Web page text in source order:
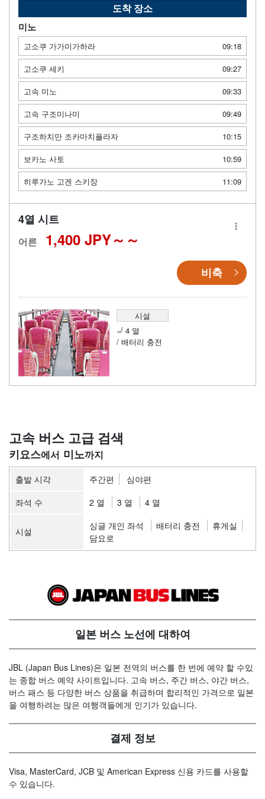
도착 장소
미노
고소쿠 가가미가하라
09:18
고소쿠 세키
09:27
고속 미노
09:33
고속 구조미나미
09:49
구조하치만 조카마치플라자
10:15
보카노 사토
10:59
히루가노 고겐 스키장
11:09
4열 시트
어른 1,400 JPY～
비축
시설
4 열
/ 배터리 충전
고속 버스 고급 검색
키요스 미노
출발 시각 주간편
심야편
좌석 수
2 열 3 열 4 열
시설 싱글 개인 좌석 배터리 충전
휴게실
담요로
일본 버스 노선에 대하여
JBL (Japan Bus Lines)은 일본 전역의 버스를 한 번에 예약 할 수있
는 종합 버스 예약 사이트입니다. 고속 버스, 주간 버스, 야간 버스,
버스 패스 등 다양한 버스 상품을 취급하며 합리적인 가격으로 일본
을 여행하려는 많은 여행객들에게 인기가 있습니다.
결제 정보
Visa, MasterCard, JCB 및 American Express 신용 카드를 사용할
수 있습니다.